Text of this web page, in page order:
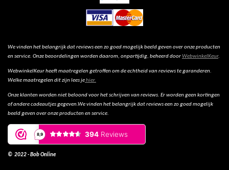
We vinden het belangrijk dat reviews een zo goed mogelijk beeld geven over onze producten
en service. Onze beoordelingen worden daarom, onpartijdig, beheerd doorWebwinkelKeur.
WebwinkelKeur heeft maatregelen getroffen om de echtheid van reviews te garanderen.
Welke maatregelen dit zijn lees jehier.
Onze klanten worden niet beloond voor het schrijven van reviews. Er worden geen kortingen
of andere cadeautjes gegeven.We vinden het belangrijk dat reviews een zo goed mogelijk
beeld geven over onze producten en service.
© 2022 - Bob Online